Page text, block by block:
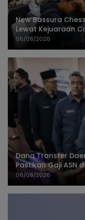
New Bassura
Lewat Kejuaraan
2026
06/08/2026
Dana Transfer
Pastikan Gaji ASN
06/08/2026